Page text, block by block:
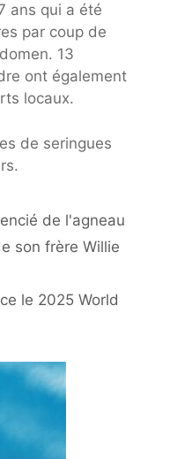
ans qui a été
par coup de
13
ont également
locaux.
de seringues
de l'agneau
son frère Willie
le 2025 World